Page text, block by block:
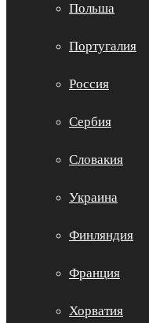
Польша
Португалия
Россия
Сербия
Словакия
Украина
Финляндия
Франция
Хорватия